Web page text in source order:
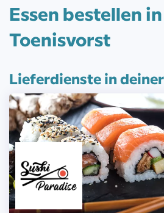
Essen bestellen
Toenisvorst
Lieferdienste in